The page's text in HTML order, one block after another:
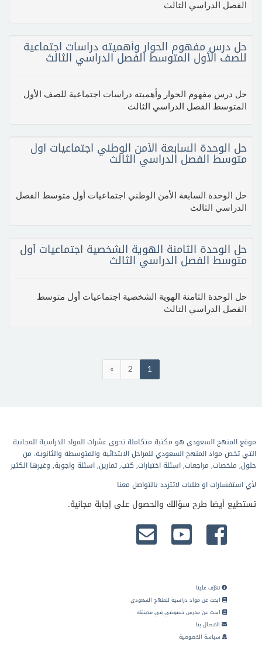
الفصل الدراسي الثالث
حل درس مفهوم الحوار وأهميته دراسات اجتماعية
للصف الأول المتوسط الفصل الدراسي الثالث
حل درس مفهوم الحوار وأهميته دراسات اجتماعية للصف الأول
المتوسط الفصل الدراسي الثالث
حل الوحدة السابعة الأمن الوطني اجتماعيات أول
متوسط الفصل الدراسي الثالث
حل الوحدة السابعة الأمن الوطني اجتماعيات أول متوسط الفصل
الدراسي الثالث
حل الوحدة الثامنة الهوية الشخصية اجتماعيات أول
متوسط الفصل الدراسي الثالث
حل الوحدة الثامنة الهوية الشخصية اجتماعيات أول متوسط
الفصل الدراسي الثالث
1
2
»
موقع المنهج السعودي هو مكتبة متكاملة تحوي عشرات المواد الدراسية المجانية
التي تخص مواد المنهج السعودي للمراحل الابتدائية والمتوسطة والثانوية. من
حلول, ملخصات, مراجعات, اسئلة اختبارات, كتب, تمارين, اسئلة واجوبة, وغيرها الكثير
لأي استفسارات او طلبات لاتتردد بالتواصل معنا
تستطيع أيضا طرح سؤالك والحصول على إجابة مجانية.
تعرّف علينا
ابحث عن مواد دراسية للمنهج السعودي
ابحث عن مدرس خصوصي في مدينتك
الاتصال بنا
سياسة الخصوصية